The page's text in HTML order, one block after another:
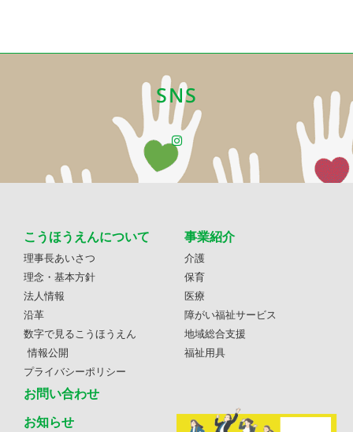
SNS
こうほうえんについて
理事長あいさつ
理念・基本方針
法人情報
沿革
数字で見るこうほうえん
情報公開
プライバシーポリシー
お問い合わせ
事業紹介
介護
保育
医療
障がい福祉サービス
地域総合支援
福祉用具
お知らせ